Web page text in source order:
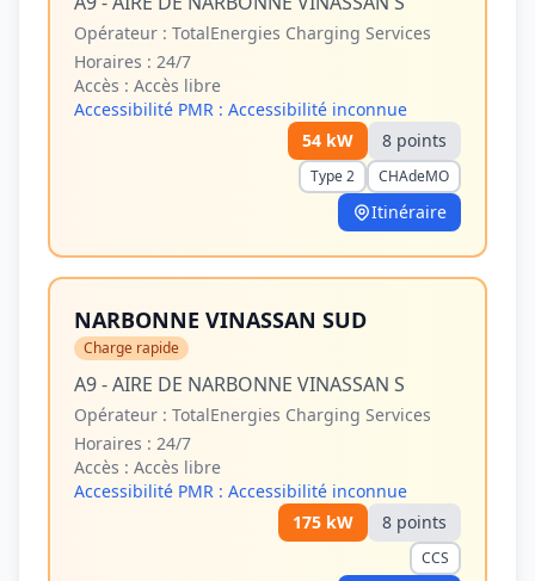
Opérateur : TotalEnergies Charging Services
Horaires : 24/7
Accès : Accès libre
Accessibilité PMR : Accessibilité inconnue
54 kW 8 points
Type 2 CHAdeMO
Itinéraire
NARBONNE VINASSAN SUD
Charge rapide
A9 - AIRE DE NARBONNE VINASSAN S
Opérateur : TotalEnergies Charging Services
Horaires : 24/7
Accès : Accès libre
Accessibilité PMR : Accessibilité inconnue
175 kW 8 points
CCS